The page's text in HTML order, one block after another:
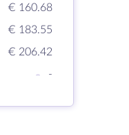
€ 160.68
€ 183.55
€ 206.42
- -